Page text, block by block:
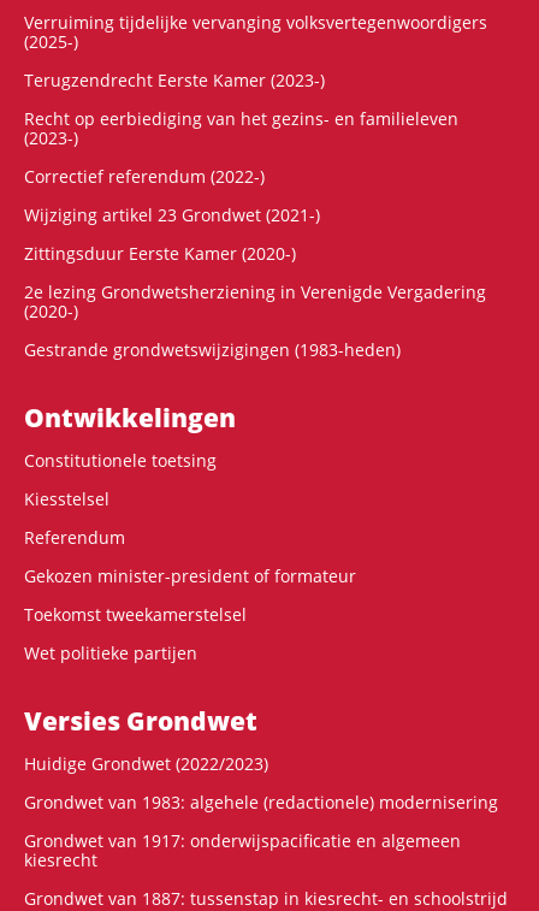
Verruiming tijdelijke vervanging volksvertegenwoordigers
(2025-)
Terugzendrecht Eerste Kamer (2023-)
Recht op eerbiediging van het gezins- en familieleven
(2023-)
Correctief referendum (2022-)
Wijziging artikel 23 Grondwet (2021-)
Zittingsduur Eerste Kamer (2020-)
2e lezing Grondwetsherziening in Verenigde Vergadering
(2020-)
Gestrande grondwetswijzigingen (1983-heden)
Ontwikke­lingen
Constitutionele toetsing
Kiesstelsel
Referendum
Gekozen minister-president of formateur
Toekomst tweekamerstelsel
Wet politieke partijen
Versies Grondwet
Huidige Grondwet (2022/2023)
Grondwet van 1983: algehele (redactionele) modernisering
Grondwet van 1917: onderwijspacificatie en algemeen
kiesrecht
Grondwet van 1887: tussenstap in kiesrecht- en schoolstrijd